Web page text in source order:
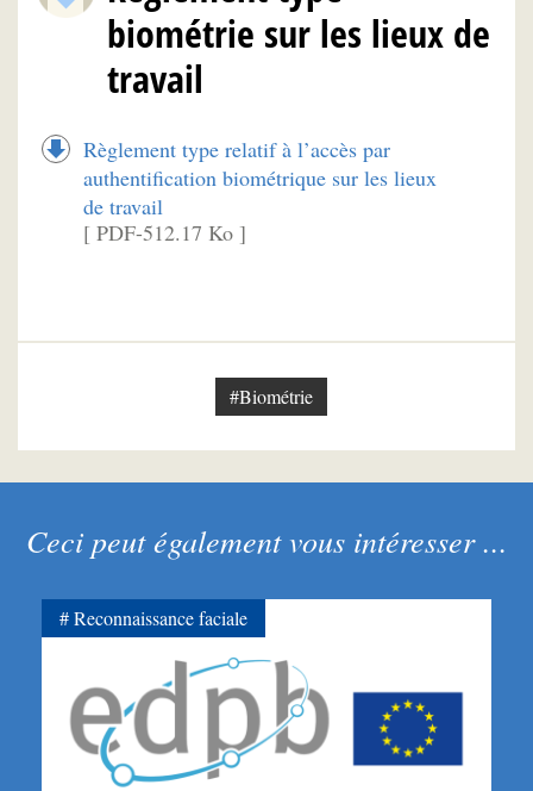
biométrie sur les lieux de
travail
Règlement type relatif à l’accès par
authentification biométrique sur les lieux
de travail
[ PDF-512.17 Ko ]
#Biométrie
Ceci peut également vous intéresser ...
Reconnaissance faciale